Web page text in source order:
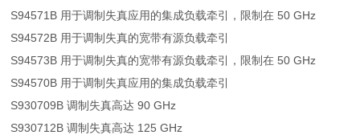
S94571B 用于调制失真应用的集成负载牵引，限制在 50 GHz
S94572B 用于调制失真的宽带有源负载牵引
S94573B 用于调制失真的宽带有源负载牵引，限制在 50 GHz
S94570B 用于调制失真应用的集成负载牵引
S930709B 调制失真高达 90 GHz
S930712B 调制失真高达 125 GHz